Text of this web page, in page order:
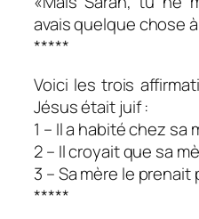
avais quelque chose
*****
Voici les trois
Jésus était juif :
1 – Il a habité chez sa
2 – Il croyait que sa
3 – Sa mère le
*****